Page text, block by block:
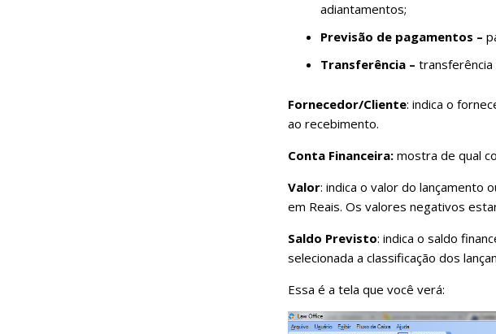
adiantamentos;
Previsão de pagamentos –
Transferência – transferência
Fornecedor/Cliente: indica o
ao recebimento.
Conta Financeira: mostra de qual
Valor: indica o valor do lançamento
em Reais. Os valores negativos
Saldo Previsto: indica o saldo
selecionada a classificação dos
Essa é a tela que você verá: